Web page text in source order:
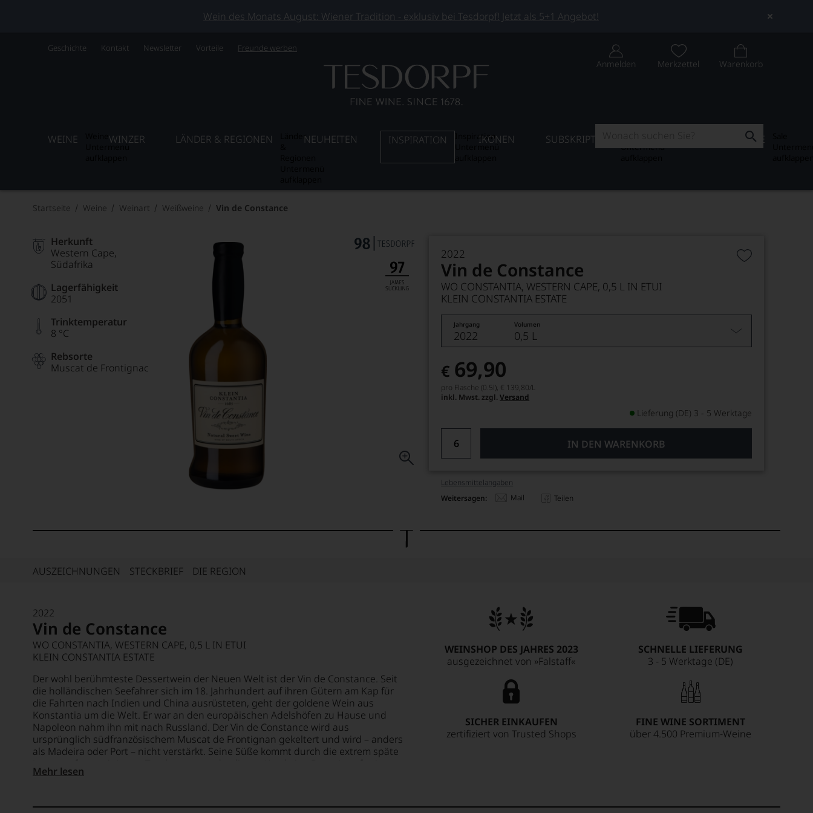
Wein des Monats August: Wiener Tradition - exklusiv bei Tesdorpf! Jetzt als 5+1 Angebot!
Geschichte Kontakt Newsletter Vorteile Freunde werben
Anmelden Merkzettel Warenkorb
WEINE WINZER LÄNDER & REGIONEN
LänderNEUHEITEN INSPIRATION
InspirationIKONEN SUBSKRIPTION
Untermenü
SALE
Startseite Weine Weinart Weißweine Vin de Constance
Herkunft
Western Cape
Südafrika
Lagerfähigkeit
2051
Trinktemperatur
8 °C
Rebsorte
Muscat de Frontignac
2022
Vin de Constance
WO CONSTANTIA, WESTERN CAPE, 0,5 L IN ETUI
KLEIN CONSTANTIA ESTATE
Jahrgang Volumen
2022 0,5 L
€ 69,90
pro Flasche (0.5l), € 139,80/L
inkl. Mwst. zzgl.Versand
Lieferung (DE) 3 - 5 Werktage
IN DEN WARENKORB
Lebensmittel­angaben
Weitersagen:
Mail Teilen
AUSZEICHNUNGEN STECKBRIEF DIE REGION
2022
Vin de Constance
WO CONSTANTIA, WESTERN CAPE, 0,5 L IN ETUI
KLEIN CONSTANTIA ESTATE
Der wohl berühmteste Dessertwein der Neuen Welt ist der Vin de Constance. Seit
die holländischen Seefahrer sich im 18. Jahrhundert auf ihren Gütern am Kap für
die Fahrten nach Indien und China ausrüsteten, geht der goldene Wein aus
Konstantia um die Welt. Er war an den europäischen Adelshöfen zu Hause und
Napoleon nahm ihn mit nach Russland. Der Vin de Constance wird aus
ursprünglich südfranzösischem Muscat de Frontignan gekeltert und wird – anders
als Madeira oder Port – nicht verstärkt. Seine Süße kommt durch die extrem späte
Lese von fast rosinierten Trauben zustande, die am Kap keine Botrytis aufweisen.
Seit den 1980er Jahren wird er von der Familie de Jooste wieder an seinem
Mehr lesen
WEINSHOP DES JAHRES 2023
ausgezeichnet von »Falstaff«
SCHNELLE LIEFERUNG
3 - 5 Werktage (DE)
SICHER EINKAUFEN
zertifiziert von Trusted Shops
FINE WINE SORTIMENT
über 4.500 Premium-Weine